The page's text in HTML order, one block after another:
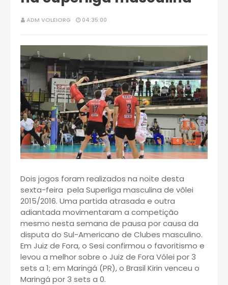
ADM VOLEIORG 04:35:00
Dois jogos foram realizados na noite desta
sexta-feira pela Superliga masculina de vôlei
2015/2016. Uma partida atrasada e outra
adiantada movimentaram a competição
mesmo nesta semana de pausa por causa da
disputa do Sul-Americano de Clubes masculino.
Em Juiz de Fora, o Sesi confirmou o favoritismo e
levou a melhor sobre o Juiz de Fora Vôlei por 3
sets a 1; em Maringá (PR), o Brasil Kirin venceu o
Maringá por 3 sets a 0.